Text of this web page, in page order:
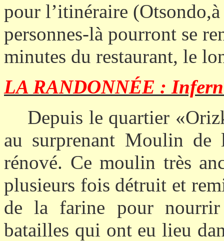
pour l’itinéraire (Otsondo,à
personnes-là pourront se
minutes du restaurant, le
LA RANDONNÉE :
Depuis le quartier
au surprenant Moulin de
rénové. Ce moulin très
plusieurs fois détruit et
de la farine pour nourrir
batailles qui ont eu lieu